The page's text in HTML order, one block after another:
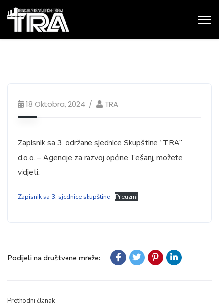
18 Oktobra, 2024 TRA
Zapisnik sa 3. održane sjednice Skupštine “TRA”
d.o.o. – Agencije za razvoj općine Tešanj, možete
vidjeti:
Zapisnik sa 3. sjednice skupštine Preuzmi
Podijeli na društvene mreže:
Prethodni članak